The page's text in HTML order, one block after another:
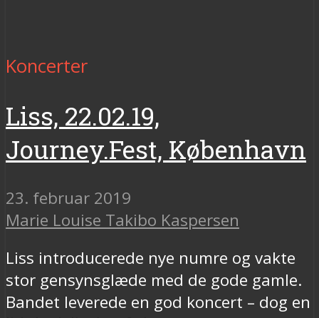
Koncerter
Liss, 22.02.19,
Journey.Fest, København
23. februar 2019
Marie Louise Takibo Kaspersen
Liss introducerede nye numre og vakte
stor gensynsglæde med de gode gamle.
Bandet leverede en god koncert – dog en